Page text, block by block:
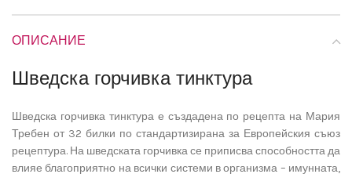
ОПИСАНИЕ
Шведска горчивка тинктура
Шведска горчивка тинктура е създадена по рецепта на Мария
Требен от 32 билки по стандартизирана за Европейския съюз
рецептура. На шведската горчивка се приписва способността да
влияе благоприятно на всички системи в организма – имунната,